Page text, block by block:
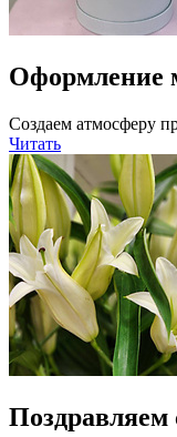
Оформление
Создаем атмосферу
Читать
Поздравляем